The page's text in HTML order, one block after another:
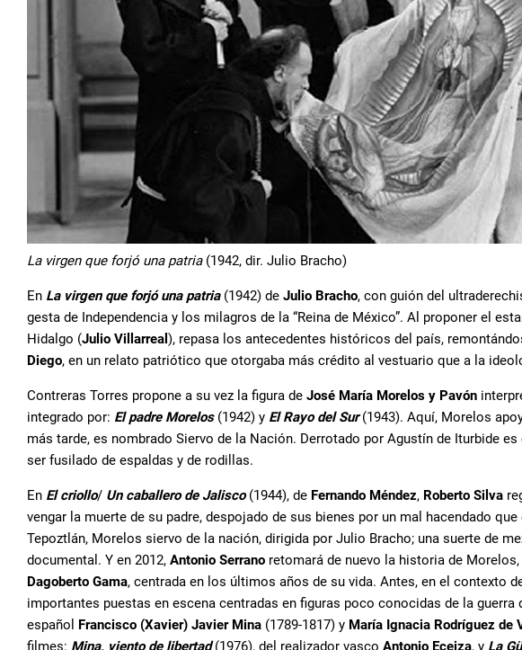
La virgen que forjó una patria(1942, dir. Julio Bracho)
En La virgen que forjó una patria(1942) de Julio Bracho, con guión del
gesta de Independencia y los milagros de la “Reina de México”. Al proponer el
Hidalgo (Julio Villarreal ), repasa los antecedentes históricos del país,
Diego, en un relato patriótico que otorgaba más crédito al vestuario que a la
Contreras Torres propone a su vez la figura de José María Morelos y Pavón
integrado por: El padre Morelos (1942) y El Rayo del Sur(1943). Aquí, Morelos
más tarde, es nombrado Siervo de la Nación. Derrotado por Agustín de Iturbide
ser fusilado de espaldas y de rodillas.
En El criollo/ Un caballero de Jalisco(1944), de Fernando Méndez, Roberto Silva
vengar la muerte de su padre, despojado de sus bienes por un mal hacendado que
Tepoztlán, Morelos siervo de la nación, dirigida por Julio Bracho; una suerte de
documental. Y en 2012, Antonio Serrano retomará de nuevo la historia de
Dagoberto Gama, centrada en los últimos años de su vida. Antes, en el contexto
importantes puestas en escena centradas en figuras poco conocidas de la guerra
español Francisco (Xavier) Javier Mina (1789-1817) y María Ignacia Rodríguez de
filmes: Mina, viento de libertad(1976), del realizador vasco Antonio Eceiza, y La